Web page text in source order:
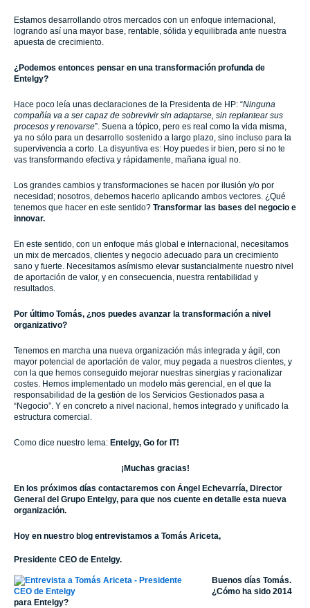
Estamos desarrollando otros mercados con un enfoque internacional,
logrando así una mayor base, rentable, sólida y equilibrada ante nuestra
apuesta de crecimiento.
¿Podemos entonces pensar en una transformación profunda de
Entelgy?
Hace poco leía unas declaraciones de la Presidenta de HP: “Ninguna
compañía va a ser capaz de sobrevivir sin adaptarse, sin replantear sus
procesos y renovarse”. Suena a tópico, pero es real como la vida misma,
ya no sólo para un desarrollo sostenido a largo plazo, sino incluso para la
supervivencia a corto. La disyuntiva es: Hoy puedes ir bien, pero si no te
vas transformando efectiva y rápidamente, mañana igual no.
Los grandes cambios y transformaciones se hacen por ilusión y/o por
necesidad; nosotros, debemos hacerlo aplicando ambos vectores. ¿Qué
tenemos que hacer en este sentido? Transformar las bases del negocio e
innovar.
En este sentido, con un enfoque más global e internacional, necesitamos
un mix de mercados, clientes y negocio adecuado para un crecimiento
sano y fuerte. Necesitamos asímismo elevar sustancialmente nuestro nivel
de aportación de valor, y en consecuencia, nuestra rentabilidad y
resultados.
Por último Tomás, ¿nos puedes avanzar la transformación a nivel
organizativo?
Tenemos en marcha una nueva organización más integrada y ágil, con
mayor potencial de aportación de valor, muy pegada a nuestros clientes, y
con la que hemos conseguido mejorar nuestras sinergias y racionalizar
costes. Hemos implementado un modelo más gerencial, en el que la
responsabilidad de la gestión de los Servicios Gestionados pasa a
“Negocio”. Y en concreto a nivel nacional, hemos integrado y unificado la
estructura comercial.
Como dice nuestro lema: Entelgy, Go for IT!
¡Muchas gracias!
En los próximos días contactaremos con Ángel Echevarría, Director
General del Grupo Entelgy, para que nos cuente en detalle esta nueva
organización.
Hoy en nuestro blog entrevistamos a Tomás Ariceta,
Presidente CEO de Entelgy.
Buenos días Tomás.
¿Cómo ha sido 2014
para Entelgy?